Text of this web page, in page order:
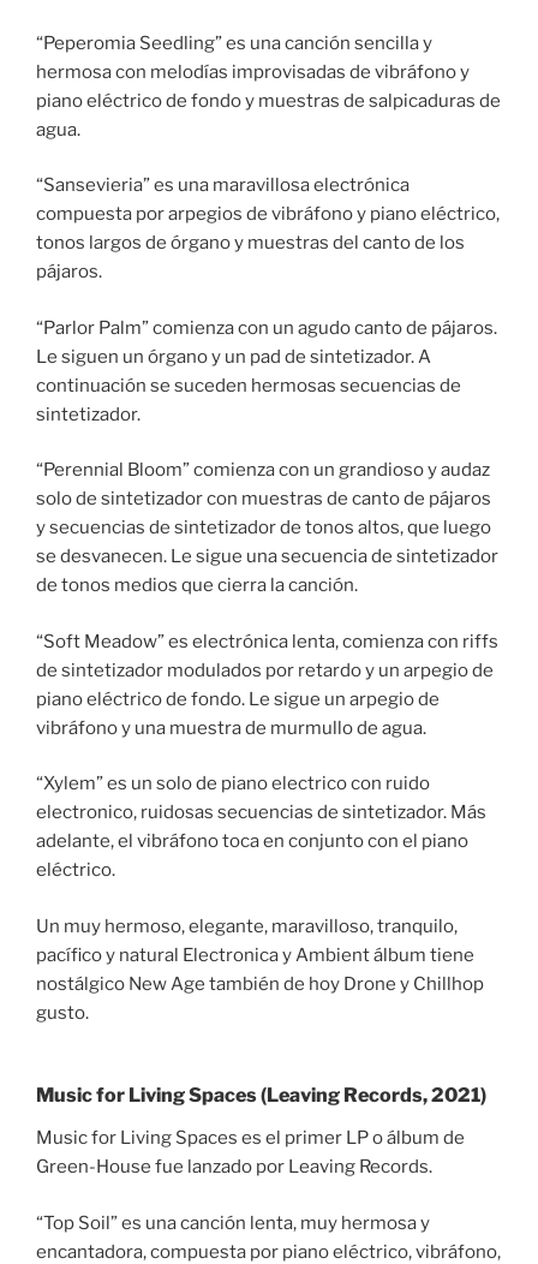
“Peperomia Seedling” es una canción sencilla y
hermosa con melodías improvisadas de vibráfono y
piano eléctrico de fondo y muestras de salpicaduras de
agua.
“Sansevieria” es una maravillosa electrónica
compuesta por arpegios de vibráfono y piano eléctrico,
tonos largos de órgano y muestras del canto de los
pájaros.
“Parlor Palm” comienza con un agudo canto de pájaros.
Le siguen un órgano y un pad de sintetizador. A
continuación se suceden hermosas secuencias de
sintetizador.
“Perennial Bloom” comienza con un grandioso y audaz
solo de sintetizador con muestras de canto de pájaros
y secuencias de sintetizador de tonos altos, que luego
se desvanecen. Le sigue una secuencia de sintetizador
de tonos medios que cierra la canción.
“Soft Meadow” es electrónica lenta, comienza con riffs
de sintetizador modulados por retardo y un arpegio de
piano eléctrico de fondo. Le sigue un arpegio de
vibráfono y una muestra de murmullo de agua.
“Xylem” es un solo de piano electrico con ruido
electronico, ruidosas secuencias de sintetizador. Más
adelante, el vibráfono toca en conjunto con el piano
eléctrico.
Un muy hermoso, elegante, maravilloso, tranquilo,
pacífico y natural Electronica y Ambient álbum tiene
nostálgico New Age también de hoy Drone y Chillhop
gusto.
Music for Living Spaces (Leaving Records, 2021)
Music for Living Spaces es el primer LP o álbum de
Green-House fue lanzado por Leaving Records.
“Top Soil” es una canción lenta, muy hermosa y
encantadora, compuesta por piano eléctrico, vibráfono,